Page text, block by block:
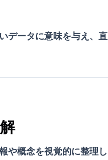
データに意味を与え、直
や概念を視覚的に整理し